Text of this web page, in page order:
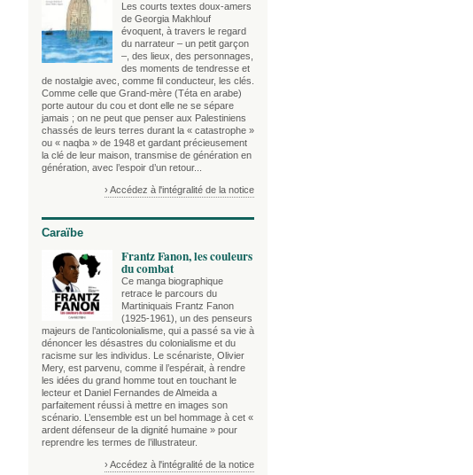
Les courts textes doux-amers
de Georgia Makhlouf
évoquent, à travers le regard
du narrateur – un petit garçon
–, des lieux, des personnages,
des moments de tendresse et
de nostalgie avec, comme fil conducteur, les clés.
Comme celle que Grand-mère (Téta en arabe)
porte autour du cou et dont elle ne se sépare
jamais ; on ne peut que penser aux Palestiniens
chassés de leurs terres durant la « catastrophe »
ou « naqba » de 1948 et gardant précieusement
la clé de leur maison, transmise de génération en
génération, avec l’espoir d’un retour...
› Accédez à l'intégralité de la notice
Caraïbe
Frantz Fanon, les couleurs
du combat
Ce manga biographique
retrace le parcours du
Martiniquais Frantz Fanon
(1925-1961), un des penseurs
majeurs de l’anticolonialisme, qui a passé sa vie à
dénoncer les désastres du colonialisme et du
racisme sur les individus. Le scénariste, Olivier
Mery, est parvenu, comme il l’espérait, à rendre
les idées du grand homme tout en touchant le
lecteur et Daniel Fernandes de Almeida a
parfaitement réussi à mettre en images son
scénario. L’ensemble est un bel hommage à cet «
ardent défenseur de la dignité humaine » pour
reprendre les termes de l’illustrateur.
› Accédez à l'intégralité de la notice